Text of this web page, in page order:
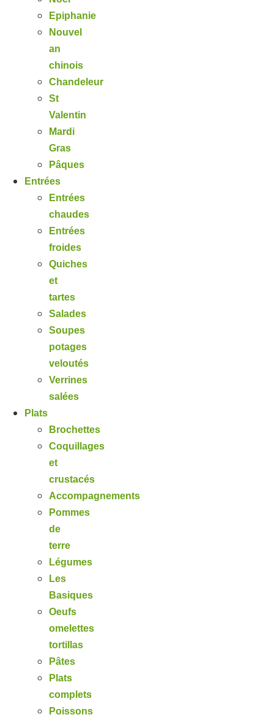
Epiphanie
Nouvel
an
chinois
Chandeleur
St
Valentin
Mardi
Gras
Pâques
Entrées
Entrées
chaudes
Entrées
froides
Quiches
et
tartes
Salades
Soupes
potages
veloutés
Verrines
salées
Plats
Brochettes
Coquillages
et
crustacés
Accompagnements
Pommes
de
terre
Légumes
Les
Basiques
Oeufs
omelettes
tortillas
Pâtes
Plats
complets
Poissons